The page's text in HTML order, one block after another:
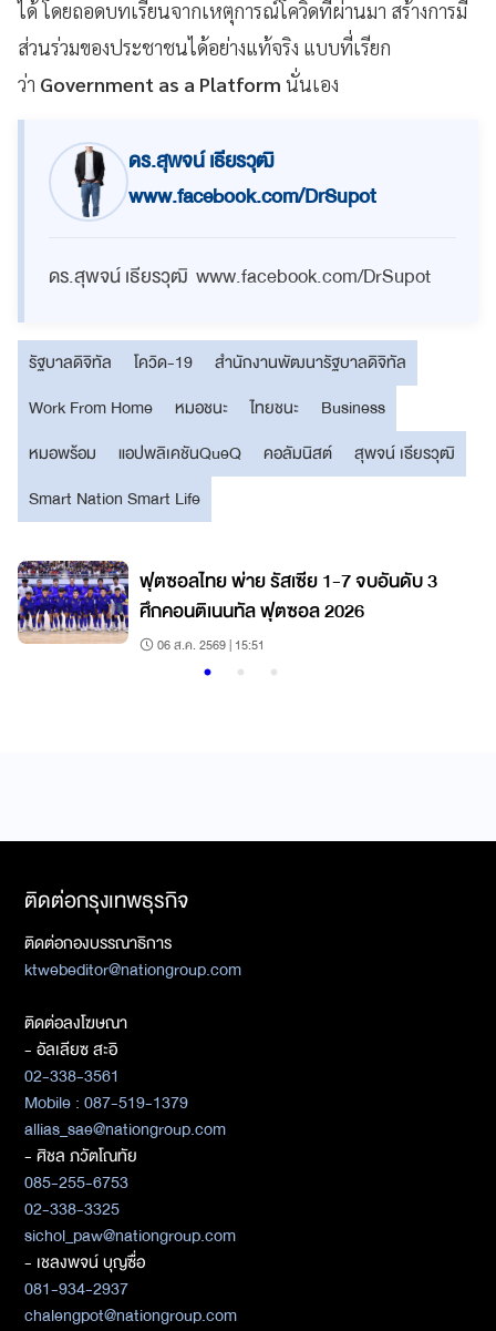
ได้ โดยถอดบทเรียนจากเหตุการณ์โควิดที่ผ่านมา สร้างการมี
ส่วนร่วมของประชาชนได้อย่างแท้จริง แบบที่เรียก
ว่า Government as a Platform นั่นเอง
ดร.สุพจน์ เธียรวุฒิ
www.facebook.com/DrSupot
ดร.สุพจน์ เธียรวุฒิ www.facebook.com/DrSupot
รัฐบาลดิจิทัล โควิด-19
สำนักงานพัฒนารัฐบาลดิจิทัล
Work From Home
หมอชนะ ไทยชนะ
Business
หมอพร้อม
แอปพลิเคชันQueQ คอลัมนิสต์
สุพจน์ เธียรวุฒิ
Smart Nation Smart Life
ฟุตซอลไทย พ่าย รัสเซีย 1-7 จบอันดับ 3
ศึกคอนติเนนทัล ฟุตซอล 2026
06 ส.ค. 2569 | 15:51
ติดต่อกรุงเทพธุรกิจ
ติดต่อกองบรรณาธิการ
ktwebeditor@nationgroup.com
ติดต่อลงโฆษณา
- อัลเลียซ สะอิ
02-338-3561
Mobile : 087-519-1379
allias_sae@nationgroup.com
- ศิชล ภวัตโณทัย
085-255-6753
02-338-3325
sichol_paw@nationgroup.com
- เชลงพจน์ บุญซื่อ
081-934-2937
chalengpot@nationgroup.com